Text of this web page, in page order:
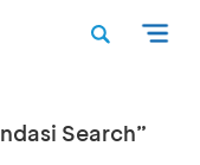
Search”